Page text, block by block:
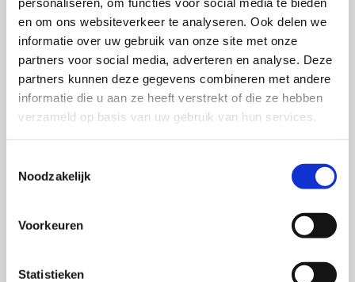
en om ons websiteverkeer te analyseren. Ook delen we
informatie over uw gebruik van onze site met onze
partners voor social media, adverteren en analyse. Deze
partners kunnen deze gegevens combineren met andere
informatie die u aan ze heeft verstrekt of die ze hebben
verzameld op basis van uw gebruik van hun services.
Noodzakelijk
Voorkeuren
Statistieken
Als je een sterke reputatie wilt bouwen onder
liefhebbers van het evenement, kun je het beste
kiezen voor langetermijnsponsoring en pas
vertrekken nadat je je toewijding door de jaren heen
hebt bewezen.
Het volledige artikel van Ruth en Strizhakova is getiteld
‘And now, goodbye: Consumer response to exit’ en
verscheen in Journal of Advertising, volume 31(1), pp.